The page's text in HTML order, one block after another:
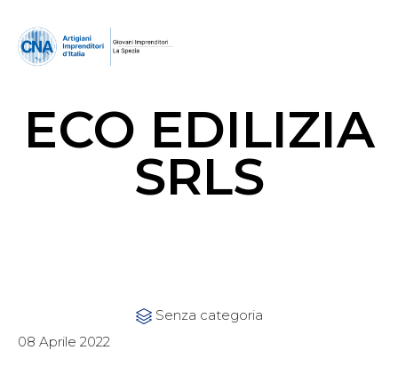
ECO EDILIZIA
SRLS
 Category
Senza categoria
08 Aprile 2022